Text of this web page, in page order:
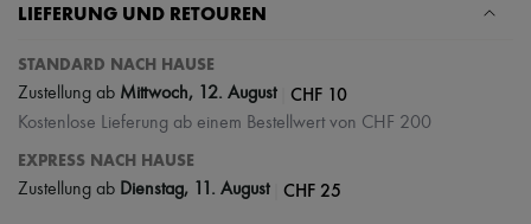
LIEFERUNG UND RETOUREN
STANDARD NACH HAUSE
Zustellung ab Mittwoch, 12. August CHF 10
Kostenlose Lieferung ab einem Bestellwert von CHF 200
EXPRESS NACH HAUSE
Zustellung ab Dienstag, 11. August CHF 25